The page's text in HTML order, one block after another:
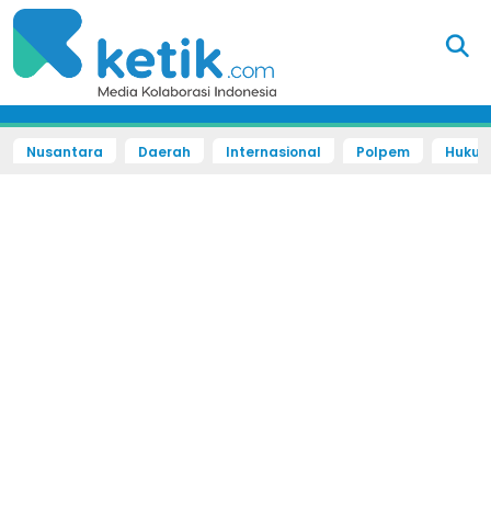
Nusantara Daerah Internasional Polpem